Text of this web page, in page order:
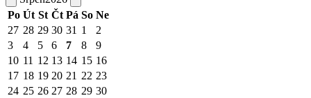
Po Út St Čt Pá So Ne
27 28 29 30 31 1
2
3
4 5 6 7 8
9
10 11 12 13 14 15 16
17 18 19 20 21 22 23
24 25 26 27 28 29 30